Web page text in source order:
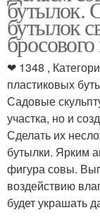
бутылок.
бутылок
❤ 1348 ,
пластиковых
Садовые
участка, но и
Сделать их
бутылки. Ярким
фигура совы.
воздействию
будет украшать